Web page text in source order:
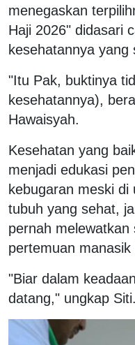
menegaskan
Haji 2026" didasari
kesehatannya yang
"Itu Pak, buktinya
kesehatannya),
Hawaisyah.
Kesehatan yang
menjadi edukasi
kebugaran meski di
tubuh yang sehat,
pernah
pertemuan
"Biar dalam
datang," ungkap Siti.